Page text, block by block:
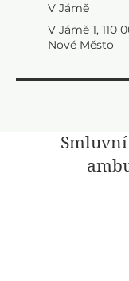
V Jámě
V Jámě 1, 110
Nové Město